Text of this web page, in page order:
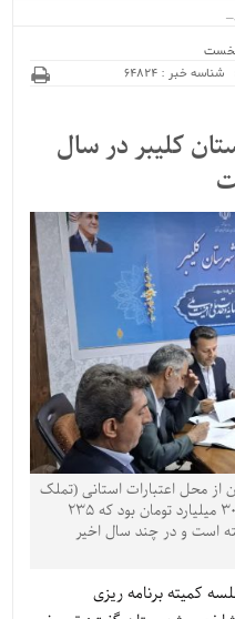
و_
شناسه خبر : 64824
کلیبر در سال
از محل اعتبارات استانی (تملک
دارایی سرمایه‌ای) در سال ۱۴۰۴ جمعا ۳۰۵ میلیارد تومان بود که ۲۳۵
تحقق یافته است و در چند سال اخیر
کمیته برنامه ریزی